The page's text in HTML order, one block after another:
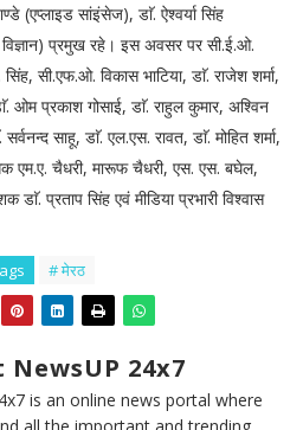
(एप्लाइड सांइंसेज), डाॅ. ऐश्वर्या सिंह
प्रमुख रहे। इस अवसर पर सी.ई.ओ.
सी.एफ.ओ. विकास भाटिया, डाॅ. राजेश शर्मा,
ओम प्रकाश गोसाई, डाॅ. राहुल कुमार, अश्विन
साहू, डाॅ. एल.एस. रावत, डाॅ. मोहित शर्मा,
एम.ए. चैधरी, मारूफ चैधरी, एस. एस. बघेल,
डाॅ. प्रताप सिंह एवं मीडिया प्रभारी विश्वास
# मेरठ
24x7
is an online news portal where
all the important and trending